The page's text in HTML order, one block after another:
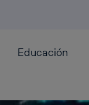
Educación